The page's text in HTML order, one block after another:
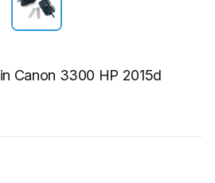
Canon 3300 HP 2015d